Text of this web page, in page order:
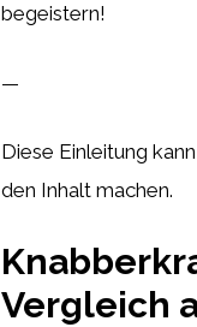
begeistern!
—
Diese Einleitung
den Inhalt machen.
Vergleich